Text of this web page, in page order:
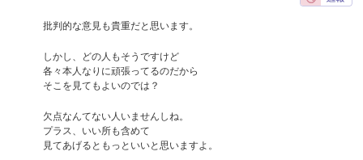
批判的な意見も貴重だと思います。
しかし、どの人もそうですけど
各々本人なりに頑張ってるのだから
そこを見てもよいのでは？
欠点なんてない人いませんしね。
プラス、いい所も含めて
見てあげるともっといいと思いますよ。